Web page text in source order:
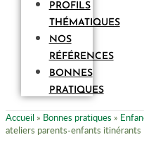
PROFILS
THÉMATIQUES
NOS
RÉFÉRENCES
BONNES
PRATIQUES
Accueil » Bonnes pratiques »
ateliers parents-enfants itinérants